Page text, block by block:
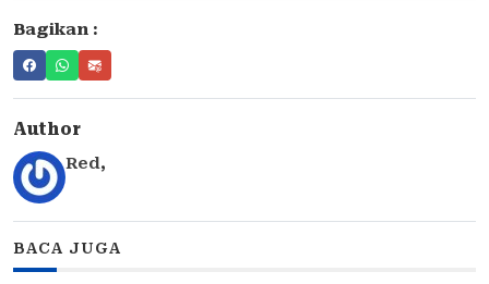
Bagikan :
Author
Red,
BACA JUGA